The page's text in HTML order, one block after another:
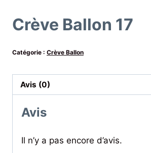
Crève Ballon 17
Catégorie : Crève Ballon
Avis (0)
Avis
Il n’y a pas encore d’avis.